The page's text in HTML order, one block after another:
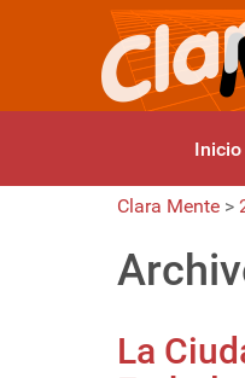
Inicio
Clara Mente >
La